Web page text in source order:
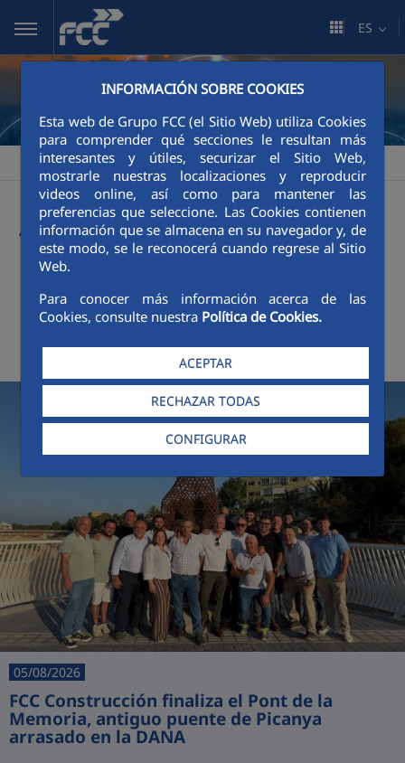
Saltar al contenido principal
INFORMACIÓN SOBRE COOKIES
Esta web de Grupo FCC (el Sitio Web) utiliza Cookies
para comprender qué secciones le resultan más
interesantes y útiles, securizar el Sitio Web,
mostrarle nuestras localizaciones y reproducir
videos online, así como para mantener las
preferencias que seleccione. Las Cookies contienen
información que se almacena en su navegador y, de
este modo, se le reconocerá cuando regrese al Sitio
Web.
Para conocer más información acerca de las
Cookies, consulte nuestra Política de Cookies.
ACEPTAR
RECHAZAR TODAS
CONFIGURAR
ES
FCC >Sala de comunicación >Actualidad
Actualidad
Últimas noticias
05/08/2026
FCC Construcción finaliza el Pont de la
Memoria, antiguo puente de Picanya
arrasado en la DANA